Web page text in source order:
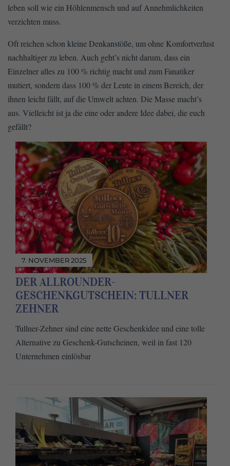
leben soll wie ein Höhlenmensch und auf Annehmlichkeiten
verzichten muss.
Oft reichen schon kleine Denkanstöße, um ohne Komfortverlust
nachhaltiger zu leben. Auch geht’s nicht darum, dass ein
Einzelner alles zu 100 % richtig macht und zum Fanatiker
mutiert, sondern dass 100 % der Leute in einem Bereich, der
ihnen leicht fällt, auf die Umwelt achten. Die Masse macht’s
aus. Vielleicht ist ja die eine oder andere Idee dabei, die euch
gefällt?
7. NOVEMBER 2025
DER ALLROUNDER-
GESCHENKGUTSCHEIN: TULLNER
ZEHNER
Tullner-Zehner sind eine nette Geschenkidee und eine tolle
Alternative zu Geschenk-Gutscheinen, weil in fast 120
Unternehmen einlösbar